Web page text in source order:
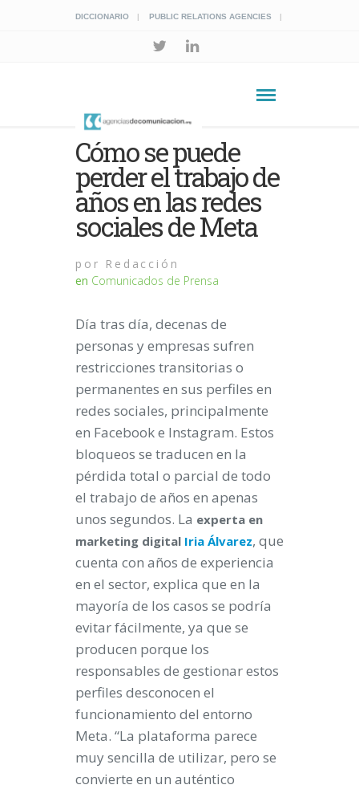
DICCIONARIO PUBLIC RELATIONS AGENCIES
Cómo se puede
perder el trabajo de
años en las redes
sociales de Meta
por Redacción
en Comunicados de Prensa
Día tras día, decenas de
personas y empresas sufren
restricciones transitorias o
permanentes en sus perfiles en
redes sociales, principalmente
en Facebook e Instagram. Estos
bloqueos se traducen en la
pérdida total o parcial de todo
el trabajo de años en apenas
unos segundos. La experta en
marketing digital Iria Álvarez, que
cuenta con años de experiencia
en el sector, explica que en la
mayoría de los casos se podría
evitar fácilmente, ya que se
producen porque los
responsables de gestionar estos
perfiles desconocen el
funcionamiento del entorno
Meta. “La plataforma parece
muy sencilla de utilizar, pero se
convierte en un auténtico